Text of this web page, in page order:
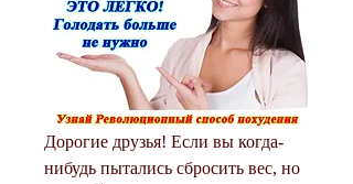
Дорогие друзья! Если вы когда-
нибудь пытались сбросить вес, но